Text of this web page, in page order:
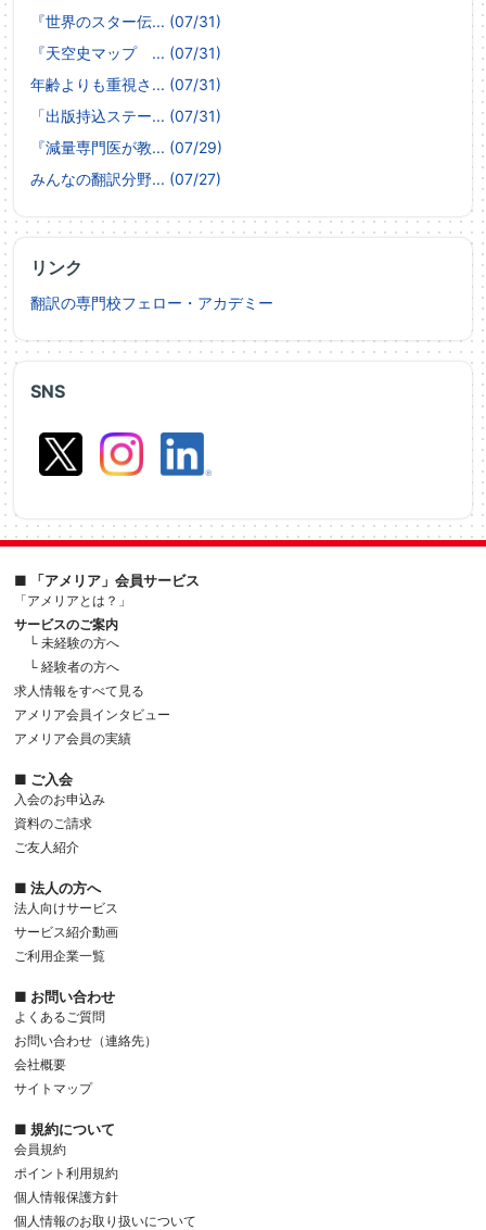
SNS
『世界のスター伝... (07/31)
『天空史マップ ... (07/31)
年齢よりも重視さ... (07/31)
「出版持込ステー... (07/31)
『減量専門医が教... (07/29)
みんなの翻訳分野... (07/27)
リンク
翻訳の専門校フェロー・アカデミー
■ 「アメリア」会員サービス
「アメリアとは？」
サービスのご案内
└ 未経験の方へ
└ 経験者の方へ
求人情報をすべて見る
アメリア会員インタビュー
アメリア会員の実績
■ ご入会
入会のお申込み
資料のご請求
ご友人紹介
■ 法人の方へ
法人向けサービス
サービス紹介動画
ご利用企業一覧
■ お問い合わせ
よくあるご質問
お問い合わせ（連絡先）
会社概要
サイトマップ
■ 規約について
会員規約
ポイント利用規約
個人情報保護方針
個人情報のお取り扱いについて